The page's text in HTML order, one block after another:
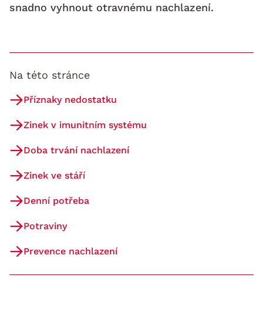
snadno vyhnout otravnému nachlazení.
Na této stránce
Příznaky nedostatku
Zinek v imunitním systému
Doba trvání nachlazení
Zinek ve stáří
Denní potřeba
Potraviny
Prevence nachlazení